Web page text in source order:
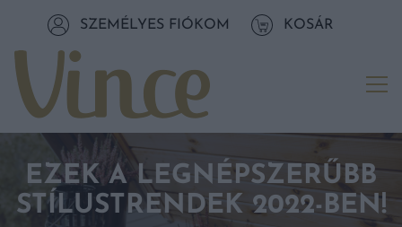
Tovább a tartalomhozSZEMÉLYES FIÓKOM KOSÁR
EZEK A LEGNÉPSZERŰBB
STÍLUSTRENDEK 2022-BEN!